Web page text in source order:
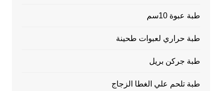
طبة عبوة 10سم
طبة حراري لعبوات طحينة
طبة جركن بريل
طبة تلحم علي الغطا الزجاج